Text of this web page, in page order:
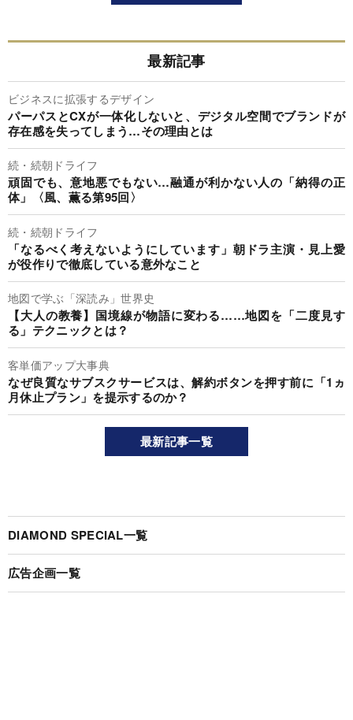
最新記事
ビジネスに拡張するデザイン
パーパスとCXが一体化しないと、デジタル空間でブランドが
存在感を失ってしまう…その理由とは
続・続朝ドライフ
頑固でも、意地悪でもない…融通が利かない人の「納得の正
体」〈風、薫る第95回〉
続・続朝ドライフ
「なるべく考えないようにしています」朝ドラ主演・見上愛
が役作りで徹底している意外なこと
地図で学ぶ「深読み」世界史
【大人の教養】国境線が物語に変わる……地図を「二度見す
る」テクニックとは？
客単価アップ大事典
なぜ良質なサブスクサービスは、解約ボタンを押す前に「1ヵ
月休止プラン」を提示するのか？
最新記事一覧
DIAMOND SPECIAL一覧
広告企画一覧